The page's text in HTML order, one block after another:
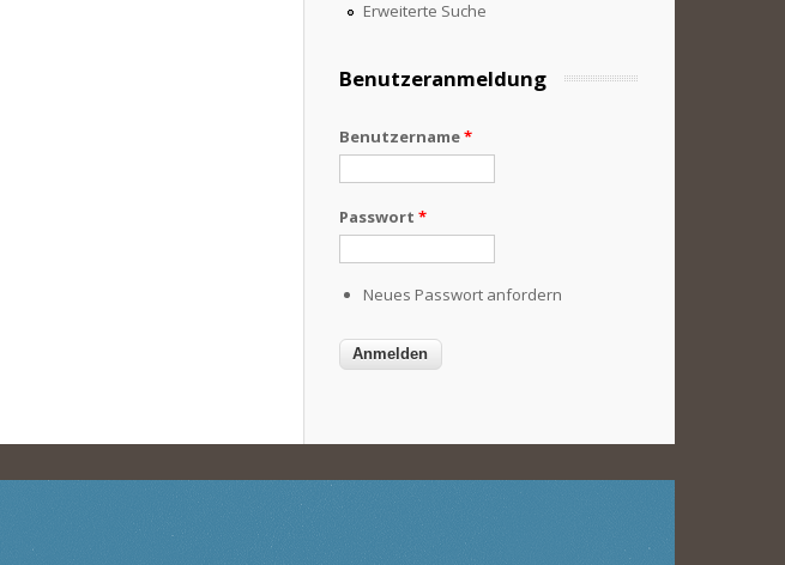
Erweiterte Suche
Benutzeranmeldung
Benutzername*
Passwort *
Neues Passwort anfordern